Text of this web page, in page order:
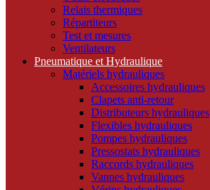
Relais thermiques
Répartiteurs
Test et mesures
Ventilateurs
Pneumatique et Hydraulique
Matériels hydrauliques
Accessoires hydrauliques
Clapets anti-retour
Distributeurs hydrauliques
Flexibles hydrauliques
Pompes hydrauliques
Pressostats hydrauliques
Raccords hydrauliques
Vannes hydrauliques